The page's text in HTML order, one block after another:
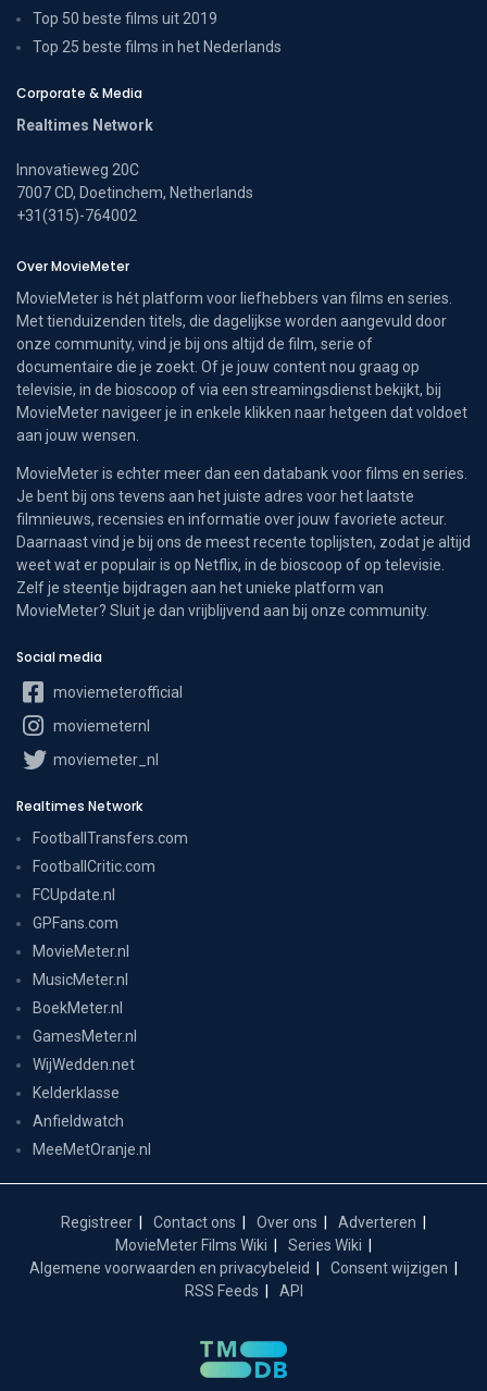
Top 50 beste films uit 2019
Top 25 beste films in het Nederlands
Corporate & Media
Realtimes Network
Innovatieweg 20C
7007 CD, Doetinchem, Netherlands
+31(315)-764002
Over MovieMeter
MovieMeter is hét platform voor liefhebbers van films en series.
Met tienduizenden titels, die dagelijkse worden aangevuld door
onze community, vind je bij ons altijd de film, serie of
documentaire die je zoekt. Of je jouw content nou graag op
televisie, in de bioscoop of via een streamingsdienst bekijkt, bij
MovieMeter navigeer je in enkele klikken naar hetgeen dat voldoet
aan jouw wensen.
MovieMeter is echter meer dan een databank voor films en series.
Je bent bij ons tevens aan het juiste adres voor het laatste
filmnieuws, recensies en informatie over jouw favoriete acteur.
Daarnaast vind je bij ons de meest recente toplijsten, zodat je altijd
weet wat er populair is op Netflix, in de bioscoop of op televisie.
Zelf je steentje bijdragen aan het unieke platform van
MovieMeter? Sluit je dan vrijblijvend aan bij onze community.
Social media
moviemeterofficial
moviemeternl
moviemeter_nl
Realtimes Network
FootballTransfers.com
FootballCritic.com
FCUpdate.nl
GPFans.com
MovieMeter.nl
MusicMeter.nl
BoekMeter.nl
GamesMeter.nl
WijWedden.net
Kelderklasse
Anfieldwatch
MeeMetOranje.nl
Registreer Contact ons Over ons
Adverteren
MovieMeter Films Wiki
Series Wiki
Algemene voorwaarden en privacybeleid
Consent wijzigen
RSS Feeds
API